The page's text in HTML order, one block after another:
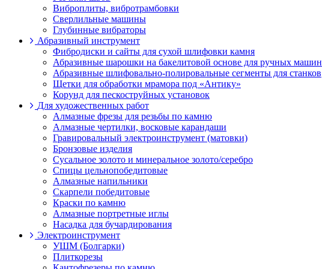
Виброплиты, вибротрамбовки
Cверлильные машины
Глубинные вибраторы
Абразивный инструмент
Фибродиски и сайты для сухой шлифовки камня
Абразивные шарошки на бакелитовой основе для ручных машин
Абразивные шлифовально-полировальные сегменты для станков
Щетки для обработки мрамора под «Антику»
Корунд для пескоструйных установок
Для художественных работ
Алмазные фрезы для резьбы по камню
Алмазные чертилки, восковые карандаши
Гравировальный электроинструмент (матовки)
Бронзовые изделия
Сусальное золото и минеральное золото/серебро
Спицы цельнопобедитовые
Алмазные напильники
Скарпели победитовые
Краски по камню
Алмазные портретные иглы
Насадка для бучардирования
Электроинструмент
УШМ (Болгарки)
Плиткорезы